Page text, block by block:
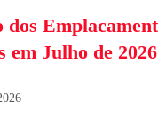
dos
em Julho de 2026